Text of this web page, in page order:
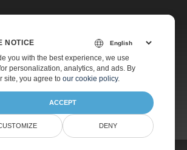
Gratuito
NOTICE
you with the best experience, we use
personalization, analytics, and ads. By
site, you agree to our cookie policy.
ACCEPT
DENY